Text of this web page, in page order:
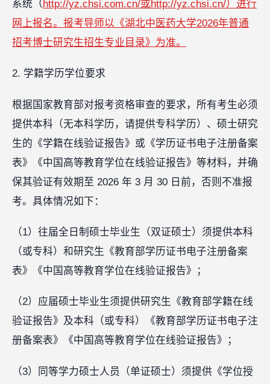
系统（http://yz.chsi.com.cn/或http://yz.chsi.cn/）进行
网上报名。报考导师以《湖北中医药大学2026年普通
招考博士研究生招生专业目录》为准。
2. 学籍学历学位要求
根据国家教育部对报考资格审查的要求，所有考生必须
提供本科（无本科学历，请提供专科学历）、硕士研究
生的《学籍在线验证报告》或《学历证书电子注册备案
表》《中国高等教育学位在线验证报告》等材料，并确
保其验证有效期至 2026 年 3 月 30 日前，否则不准报
考。具体情况如下：
（1）往届全日制硕士毕业生（双证硕士）须提供本科
（或专科）和研究生《教育部学历证书电子注册备案
表》《中国高等教育学位在线验证报告》；
（2）应届硕士毕业生须提供研究生《教育部学籍在线
验证报告》及本科（或专科）《教育部学历证书电子注
册备案表》《中国高等教育学位在线验证报告》；
（3）同等学力硕士人员（单证硕士）须提供《学位授